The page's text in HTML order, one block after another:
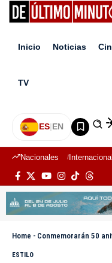
Inicio Noticias
TV
ES|EN
Nacionales
Home - Conmemorarán 50 aniversario
ESTILO